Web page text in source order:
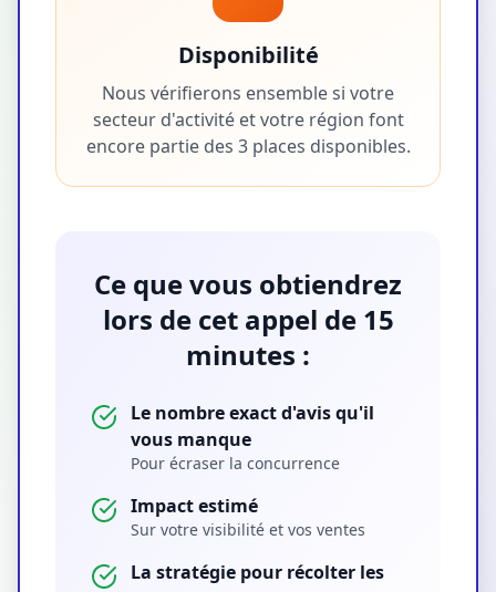
Disponibilité
Nous vérifierons ensemble si votre
secteur d'activité et votre région font
encore partie des 3 places disponibles.
Ce que vous obtiendrez
lors de cet appel de 15
minutes :
Le nombre exact d'avis qu'il
vous manque
Pour écraser la concurrence
Impact estimé
Sur votre visibilité et vos ventes
La stratégie pour récolter les